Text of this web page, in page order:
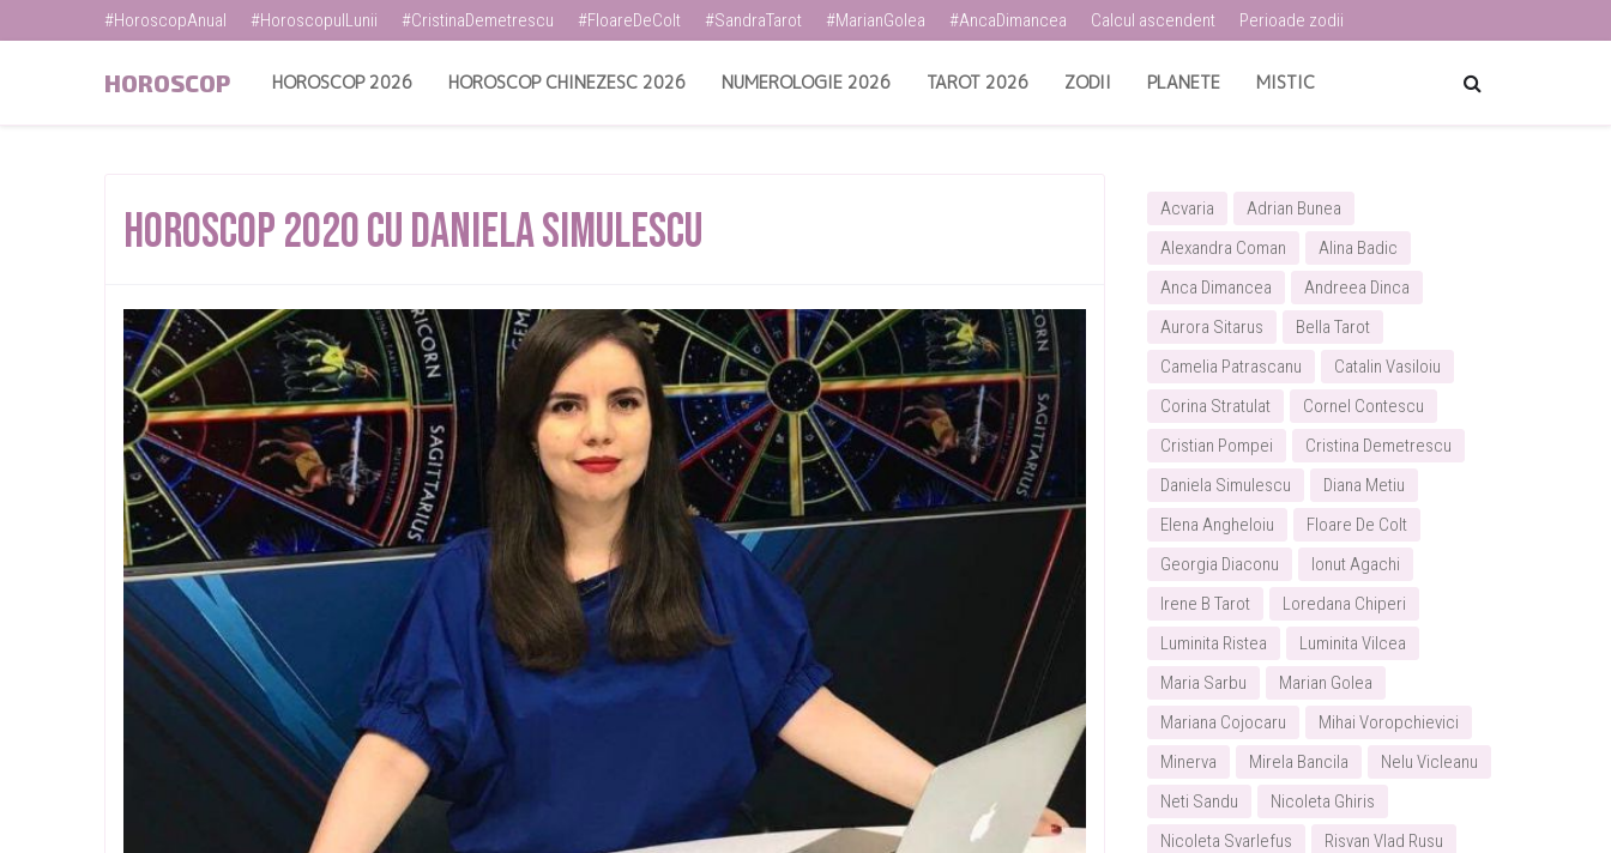
#HoroscopAnual #HoroscopulLunii #CristinaDemetrescu #FloareDeColt #SandraTarot #MarianGolea #AncaDimancea Calcul ascendent Perioade zodii
HOROSCOP HOROSCOP 2026 HOROSCOP CHINEZESC 2026 NUMEROLOGIE 2026 TAROT 2026 ZODII PLANETE MISTIC
Horoscop 2020 cu Daniela Simulescu Acvaria
Adrian Bunea
Alexandra Coman
Alina Badic
Anca Dimancea
Andreea Dinca
Aurora Sitarus
Bella Tarot
Camelia Patrascanu
Catalin Vasiloiu
Corina Stratulat
Cornel Contescu
Cristian Pompei
Cristina Demetrescu
Daniela Simulescu
Diana Metiu
Elena Angheloiu
Floare De Colt
Georgia Diaconu
Ionut Agachi
Irene B Tarot
Loredana Chiperi
Luminita Ristea
Luminita Vilcea
Maria Sarbu
Marian Golea
Mariana Cojocaru
Mihai Voropchievici
Minerva
Mirela Bancila
Nelu Vicleanu
Neti Sandu
Nicoleta Ghiris
Nicoleta Svarlefus
Risvan Vlad Rusu